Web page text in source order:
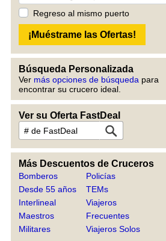
Regreso al mismo puerto
Búsqueda Personalizada
Ver más opciones de búsqueda para
encontrar su crucero ideal.
Ver su Oferta FastDeal
Más Descuentos de Cruceros
Bomberos
Desde 55 años
Interlineal
Maestros
Militares
Policías
TEMs
Viajeros
Frecuentes
Viajeros Solos